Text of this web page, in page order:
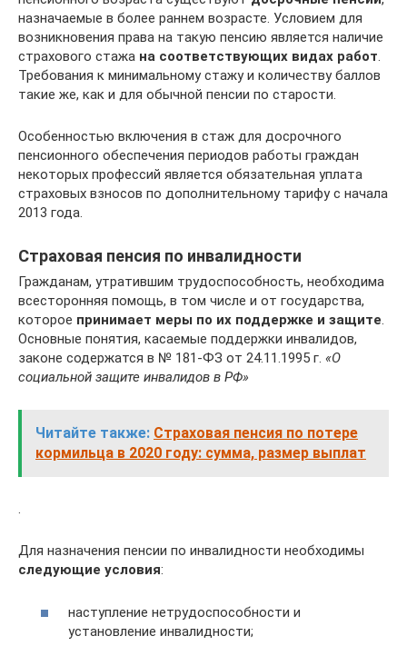
назначаемые в более раннем возрасте. Условием для
возникновения права на такую пенсию является наличие
страхового стажа на соответствующих видах работ.
Требования к минимальному стажу и количеству баллов
такие же, как и для обычной пенсии по старости.
Особенностью включения в стаж для досрочного
пенсионного обеспечения периодов работы граждан
некоторых профессий является обязательная уплата
страховых взносов по дополнительному тарифу с начала
2013 года.
Страховая пенсия по инвалидности
Гражданам, утратившим трудоспособность, необходима
всесторонняя помощь, в том числе и от государства,
которое принимает меры по их поддержке и защите.
Основные понятия, касаемые поддержки инвалидов,
законе содержатся в № 181-ФЗ от 24.11.1995 г. «О
социальной защите инвалидов в РФ»
Читайте также: Страховая пенсия по потере
кормильца в 2020 году: сумма, размер выплат
.
Для назначения пенсии по инвалидности необходимы
следующие условия:
наступление нетрудоспособности и
установление инвалидности;